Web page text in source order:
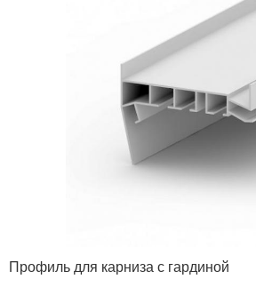
Профиль для карниза с гардиной